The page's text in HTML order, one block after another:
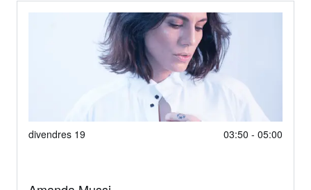
divendres 19 03:50 - 05:00